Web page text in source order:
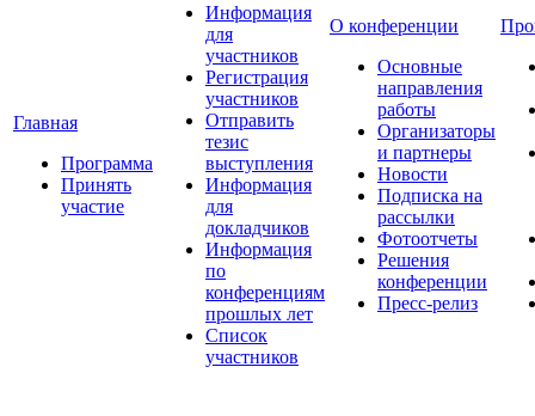
Главная
Программа
Принять
участие
Информация
для
участников
Регистрация
участников
Отправить
тезис
выступления
Информация
для
докладчиков
Информация
по
конференциям
прошлых лет
Список
участников
О конференции
Основные
направления
работы
Организаторы
и партнеры
Новости
Подписка на
рассылки
Фотоотчеты
Решения
конференции
Пресс-релиз